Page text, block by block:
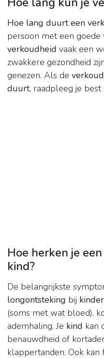
Hoe lang duurt een
persoon met een goede
verkoudheid vaak een
zwakkere gezondheid
genezen. Als de
duurt, raadpleeg je best
Hoe herken je
kind?
De belangrijkste
longontsteking bij
(soms met wat bloed),
ademhaling. Je kind kan
benauwdheid of
klappertanden. Ook kan